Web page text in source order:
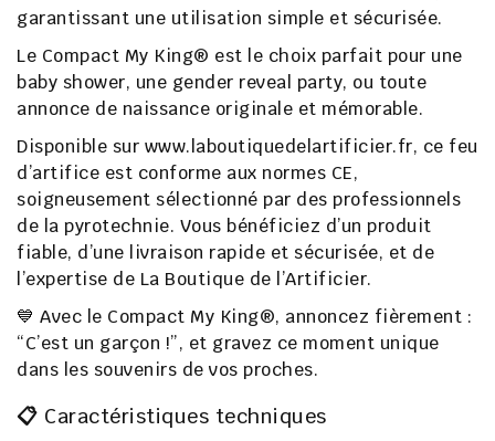
garantissant une utilisation simple et sécurisée.
Le Compact My King® est le choix parfait pour une
baby shower, une gender reveal party, ou toute
annonce de naissance originale et mémorable.
Disponible sur www.laboutiquedelartificier.fr, ce feu
d’artifice est conforme aux normes CE,
soigneusement sélectionné par des professionnels
de la pyrotechnie. Vous bénéficiez d’un produit
fiable, d’une livraison rapide et sécurisée, et de
l’expertise de La Boutique de l’Artificier.
💙 Avec le Compact My King®, annoncez fièrement :
“C’est un garçon !”, et gravez ce moment unique
dans les souvenirs de vos proches.
📋 Caractéristiques techniques